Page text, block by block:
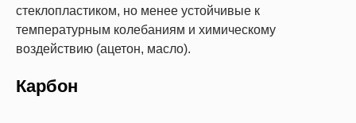
стеклопластиком, но менее устойчивые к
температурным колебаниям и химическому
воздействию (ацетон, масло).
Карбон